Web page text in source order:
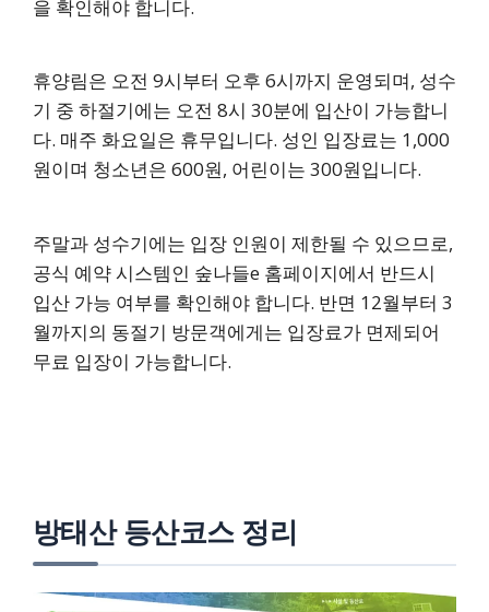
을 확인해야 합니다.
휴양림은 오전 9시부터 오후 6시까지 운영되며, 성수
기 중 하절기에는 오전 8시 30분에 입산이 가능합니
다. 매주 화요일은 휴무입니다. 성인 입장료는 1,000
원이며 청소년은 600원, 어린이는 300원입니다.
주말과 성수기에는 입장 인원이 제한될 수 있으므로,
공식 예약 시스템인 숲나들e 홈페이지에서 반드시
입산 가능 여부를 확인해야 합니다. 반면 12월부터 3
월까지의 동절기 방문객에게는 입장료가 면제되어
무료 입장이 가능합니다.
방태산 등산코스 정리